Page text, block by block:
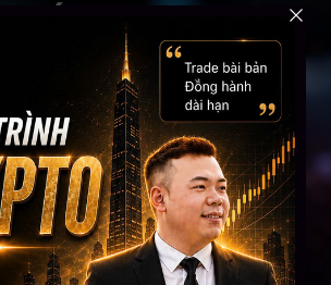
KHÓA HỌC
KHOÁN MỸ
DIỆN
tư và Trading Chứng khoán Mỹ dành
cho người Việt tại Mỹ
hiểu các khóa học ngay